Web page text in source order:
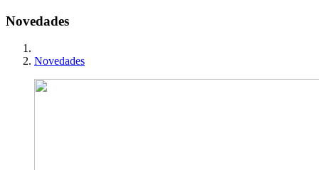
Novedades
Novedades